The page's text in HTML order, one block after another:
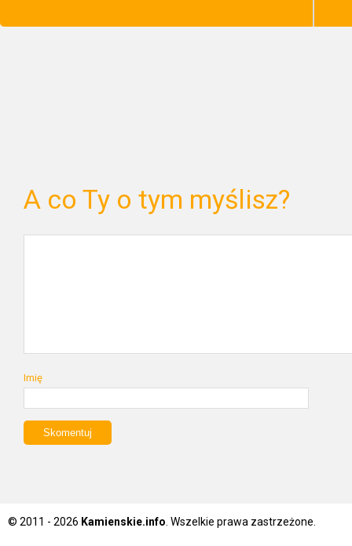
A co Ty o tym myślisz?
Imię
© 2011 - 2026 Kamienskie.info . Wszelkie prawa zastrzeżone.